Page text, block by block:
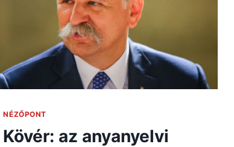
NÉZŐPONT
Kövér: az anyanyelvi